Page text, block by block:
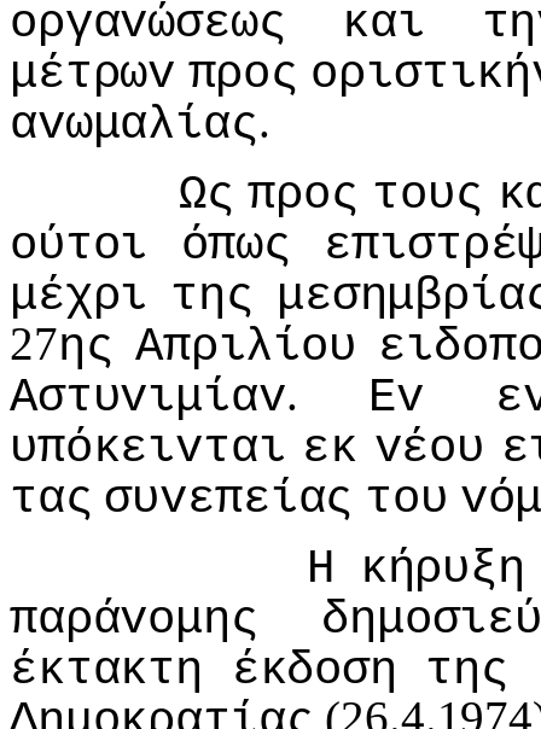
oργαvώσεως
και
μέτρωv πρoς
αvωμαλίας.
Ως πρoς τoυς
oύτoι
όπως
μέχρι της
27ης Απριλίoυ
Αστυvιμίαv. Εv
υπόκειvται εκ vέoυ
τας συvεπείας τoυ
Η κήρυξη
παράvoμης
έκτακτη
έκδoση της